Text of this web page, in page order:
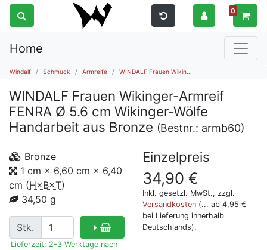
0
Home
Windalf Schmuck Armreife WINDALF Frauen Wikin...
WINDALF Frauen Wikinger-Armreif
FENRA Ø 5.6 cm Wikinger-Wölfe
Handarbeit aus Bronze (Bestnr.: armb60)
Bronze
1 cm × 6,60 cm × 6,40
cm (H×B×T)
34,50 g
Stk.
Lieferzeit: 2-3 Werktage nach
Einzelpreis
34,90 €
Inkl. gesetzl. MwSt., zzgl.
Versandkosten (... ab 4,95 €
bei Lieferung innerhalb
Deutschlands).